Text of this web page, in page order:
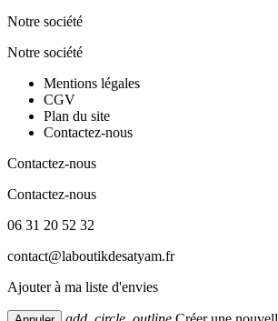
Notre société
Notre société
Mentions légales
CGV
Plan du site
Contactez-nous
Contactez-nous
Contactez-nous
06 31 20 52 32
contact@laboutikdesatyam.fr
Ajouter à ma liste d'envies